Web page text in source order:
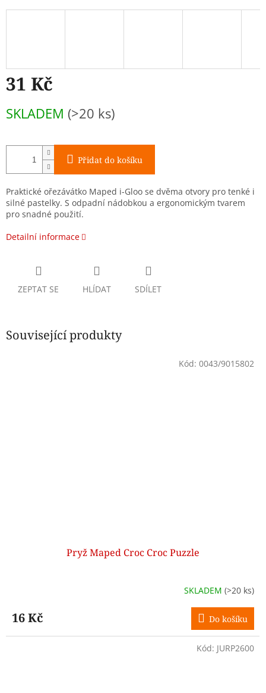
31 Kč
cena:
SKLADEM (>20 ks)
Přidat do košíku
Praktické ořezávátko Maped i-Gloo se dvěma otvory pro tenké i
silné pastelky. S odpadní nádobkou a ergonomickým tvarem
pro snadné použití.
Detailní informace
ZEPTAT SE HLÍDAT SDÍLET
Související produkty
Pryž Maped Croc Croc Puzzle
SKLADEM (>20 ks)
16 Kč Do košíku
Kód: 0043/9015802
Kód: JURP2600